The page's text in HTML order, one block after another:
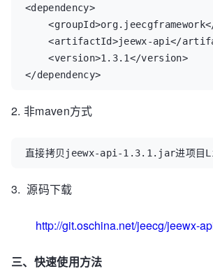
<dependency>
<artifactId>jeewx-api</
<version>1.3.1</version>
</dependency>
2. 非maven方式
直接拷贝jeewx-api-1.3.1.jar进项目
3. 源码下载
http://git.oschina.net/jeecg/jeewx-
三、快速使用方法